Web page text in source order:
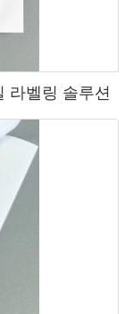
라벨링 솔루션